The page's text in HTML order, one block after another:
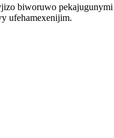
biworuwo
ufehamexenijim.